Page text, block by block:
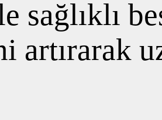
sağlıklı
artırarak